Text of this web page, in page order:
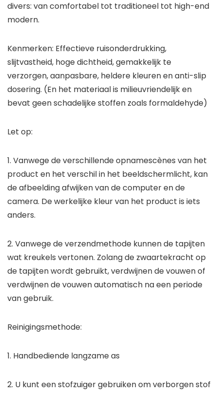
divers: van comfortabel tot traditioneel tot high-end
modern.
Kenmerken: Effectieve ruisonderdrukking,
slijtvastheid, hoge dichtheid, gemakkelijk te
verzorgen, aanpasbare, heldere kleuren en anti-slip
dosering. (En het materiaal is milieuvriendelijk en
bevat geen schadelijke stoffen zoals formaldehyde)
Let op:
1. Vanwege de verschillende opnamescènes van het
product en het verschil in het beeldschermlicht, kan
de afbeelding afwijken van de computer en de
camera. De werkelijke kleur van het product is iets
anders.
2. Vanwege de verzendmethode kunnen de tapijten
wat kreukels vertonen. Zolang de zwaartekracht op
de tapijten wordt gebruikt, verdwijnen de vouwen of
verdwijnen de vouwen automatisch na een periode
van gebruik.
Reinigingsmethode:
1. Handbediende langzame as
2. U kunt een stofzuiger gebruiken om verborgen stof